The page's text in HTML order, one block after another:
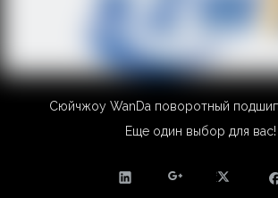
Сюйчжоу WanDa поворотный
Еще один выбор для вас!